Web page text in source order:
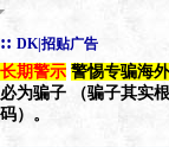
:: DK|招贴广告
长期警示 警惕专骗海
必为骗子 （骗子其实
码）。